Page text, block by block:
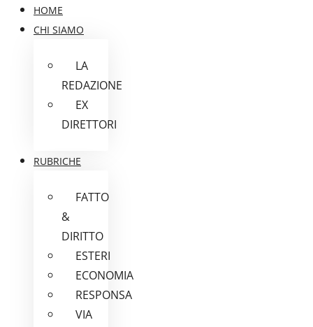
HOME
CHI SIAMO
LA
REDAZIONE
EX
DIRETTORI
RUBRICHE
FATTO
&
DIRITTO
ESTERI
ECONOMIA
RESPONSA
VIA